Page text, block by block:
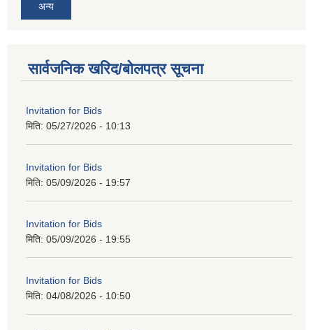
अन्य
सार्वजनिक खरिद/बोलपत्र सूचना
Invitation for Bids
मिति: 05/27/2026 - 10:13
Invitation for Bids
मिति: 05/09/2026 - 19:57
Invitation for Bids
मिति: 05/09/2026 - 19:55
Invitation for Bids
मिति: 04/08/2026 - 10:50